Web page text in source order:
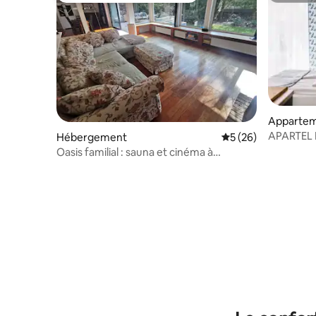
Hébergement Évaluation
5 (26)
Oasis familial : sauna et cinéma à